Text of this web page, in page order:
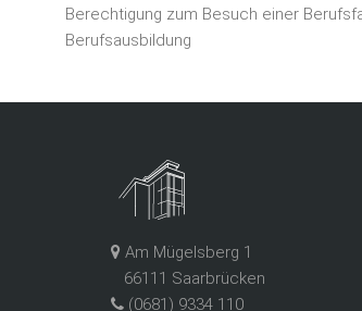
Berechtigung zum Besuch einer
Berufsausbildung
Am Mügelsberg 1
66111 Saarbrücken
(0681) 9334 110